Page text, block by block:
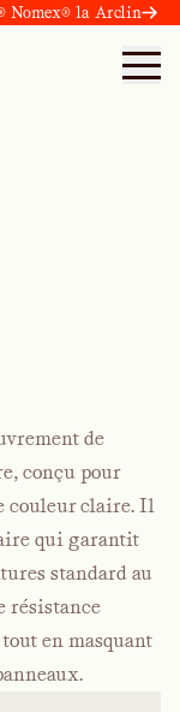
Nomex® la Arclin
de
conçu pour
couleur claire. Il
qui garantit
standard au
résistance
en masquant